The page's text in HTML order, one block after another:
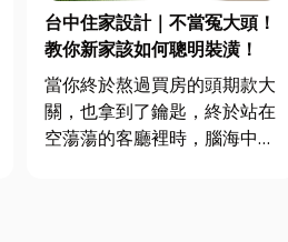
台中住家設計｜不當冤大頭！
教你新家該如何聰明裝潢！
當你終於熬過買房的頭期款大
關，也拿到了鑰匙，終於站在
空蕩蕩的客廳裡時，腦海中是